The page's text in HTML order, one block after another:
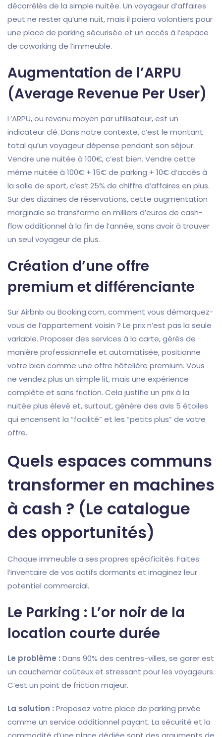
décorrélés de la simple nuitée. Un voyageur d’affaires
peut ne rester qu’une nuit, mais il paiera volontiers pour
une place de parking sécurisée et un accès à l’espace
de coworking de l’immeuble.
Augmentation de l’ARPU
(Average Revenue Per User)
L’ARPU, ou revenu moyen par utilisateur, est un
indicateur clé. Dans notre contexte, c’est le montant
total qu’un voyageur dépense pendant son séjour.
Vendre une nuitée à 100€, c’est bien. Vendre cette
même nuitée à 100€ + 15€ de parking + 10€ d’accès à
la salle de sport, c’est 25% de chiffre d’affaires en plus.
Sur des dizaines de réservations, cette augmentation
marginale se transforme en milliers d’euros de cash-
flow additionnel à la fin de l’année, sans avoir à trouver
un seul voyageur de plus.
Création d’une offre
premium et différenciante
Sur Airbnb ou Booking.com, comment vous démarquez-
vous de l’appartement voisin ? Le prix n’est pas la seule
variable. Proposer des services à la carte, gérés de
manière professionnelle et automatisée, positionne
votre bien comme une offre hôtelière premium. Vous
ne vendez plus un simple lit, mais une expérience
complète et sans friction. Cela justifie un prix à la
nuitée plus élevé et, surtout, génère des avis 5 étoiles
qui encensent la “facilité” et les “petits plus” de votre
offre.
Quels espaces communs
transformer en machines
à cash ? (Le catalogue
des opportunités)
Chaque immeuble a ses propres spécificités. Faites
l’inventaire de vos actifs dormants et imaginez leur
potentiel commercial.
Le Parking : L’or noir de la
location courte durée
Le problème : Dans 90% des centres-villes, se garer est
un cauchemar coûteux et stressant pour les voyageurs.
C’est un point de friction majeur.
La solution : Proposez votre place de parking privée
comme un service additionnel payant. La sécurité et la